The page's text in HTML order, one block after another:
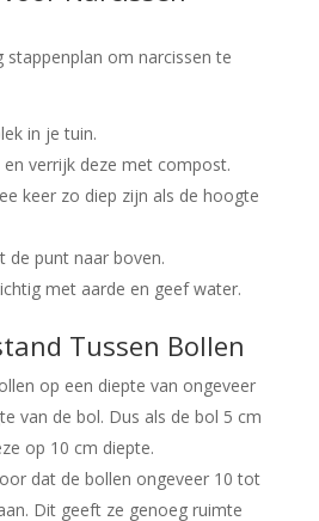
stappenplan om narcissen te
in je tuin.
verrijk deze met compost.
keer zo diep zijn als de hoogte
de punt naar boven.
met aarde en geef water.
Tussen Bollen
op een diepte van ongeveer
van de bol. Dus als de bol 5 cm
op 10 cm diepte.
dat de bollen ongeveer 10 tot
Dit geeft ze genoeg ruimte